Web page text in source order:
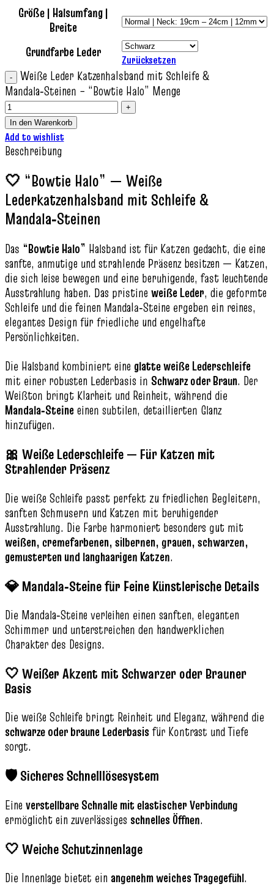
Größe | Halsumfang |
Breite
Grundfarbe Leder
Zurücksetzen
Weiße Leder Katzenhalsband mit Schleife &
Mandala‑Steinen – “Bowtie Halo” Menge
In den Warenkorb
Add to wishlist
Beschreibung
🤍 “Bowtie Halo” — Weiße
Lederkatzenhalsband mit Schleife &
Mandala‑Steinen
Das “Bowtie Halo” Halsband ist für Katzen gedacht, die eine
sanfte, anmutige und strahlende Präsenz besitzen — Katzen,
die sich leise bewegen und eine beruhigende, fast leuchtende
Ausstrahlung haben. Das pristine weiße Leder, die geformte
Schleife und die feinen Mandala‑Steine ergeben ein reines,
elegantes Design für friedliche und engelhafte
Persönlichkeiten.
Die Halsband kombiniert eine glatte weiße Lederschleife
mit einer robusten Lederbasis in Schwarz oder Braun. Der
Weißton bringt Klarheit und Reinheit, während die
Mandala‑Steineeinen subtilen, detaillierten Glanz
hinzufügen.
🎀 Weiße Lederschleife — Für Katzen mit
Strahlender Präsenz
Die weiße Schleife passt perfekt zu friedlichen Begleitern,
sanften Schmusern und Katzen mit beruhigender
Ausstrahlung. Die Farbe harmoniert besonders gut mit
weißen, cremefarbenen, silbernen, grauen, schwarzen,
gemusterten und langhaarigen Katzen.
💎 Mandala‑Steine für Feine Künstlerische Details
Die Mandala‑Steine verleihen einen sanften, eleganten
Schimmer und unterstreichen den handwerklichen
Charakter des Designs.
🤍 Weißer Akzent mit Schwarzer oder Brauner
Basis
Die weiße Schleife bringt Reinheit und Eleganz, während die
schwarze oder braune Lederbasisfür Kontrast und Tiefe
sorgt.
🛡️ Sicheres Schnelllösesystem
Eine verstellbare Schnalle mit elastischer Verbindung
ermöglicht ein zuverlässiges schnelles Öffnen.
🤍 Weiche Schutzinnenlage
Die Innenlage bietet ein angenehm weiches Tragegefühl.